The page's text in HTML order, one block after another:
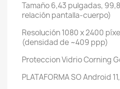
Tamaño6,43 pulgadas,
relación pantalla-cuerpo)
Resolución1080 x 2400
(densidad de ~409 ppp)
ProteccionVidrio Corning
PLATAFORMASOAndroid